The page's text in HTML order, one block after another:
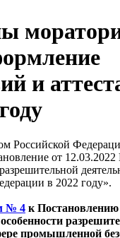
и
Российской
от
в 2022 году».
№ 4 к Постановлению
промышленной